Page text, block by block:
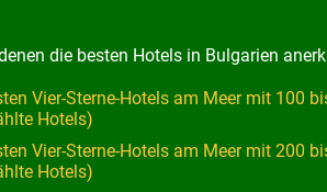
die besten Hotels in Bulgarien
Vier-Sterne-Hotels am Meer mit 100
Hotels)
Vier-Sterne-Hotels am Meer mit 200
Hotels)